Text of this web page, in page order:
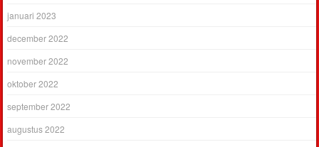
januari 2023
december 2022
november 2022
oktober 2022
september 2022
augustus 2022